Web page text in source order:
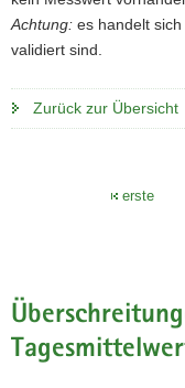
v
i
t
n
Achtung: es handelt
validiert sind.
Zurück zur Übersicht
erste